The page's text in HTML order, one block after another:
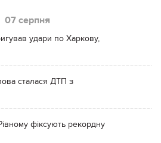
07 серпня
удари по Харкову,
сталася ДТП з
фіксують рекордну